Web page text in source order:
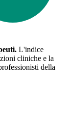
L'indice
cliniche e la
della